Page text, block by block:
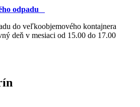
odpadu
do veľkoobjemového kontajnera
deň v mesiaci od 15.00 do 17.00